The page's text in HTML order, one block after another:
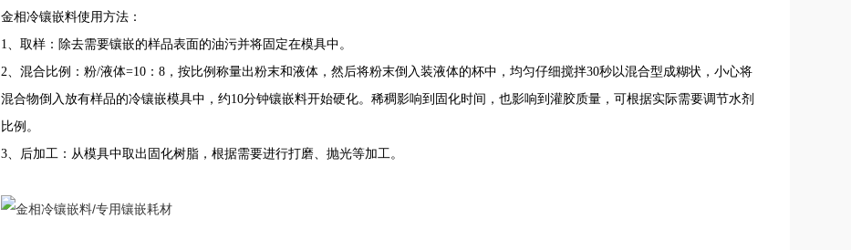
金相冷镶嵌料使用方法：
1、取样：除去需要镶嵌的样品表面的油污并将固定在模具中。
2、混合比例：粉/液体=10：8，按比例称量出粉末和液体，然后将粉末倒入装液体的杯中，均匀仔细搅拌30秒以混合型成糊状，小心将
混合物倒入放有样品的冷镶嵌模具中，约10分钟镶嵌料开始硬化。稀稠影响到固化时间，也影响到灌胶质量，可根据实际需要调节水剂
比例。
3、后加工：从模具中取出固化树脂，根据需要进行打磨、抛光等加工。